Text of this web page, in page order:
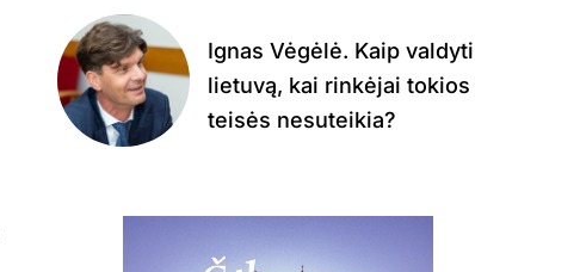
Ignas Vėgėlė. Kaip valdyti
lietuvą, kai rinkėjai tokios
teisės nesuteikia?